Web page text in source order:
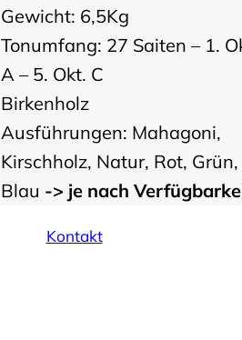
Gewicht: 6,5Kg
Tonumfang: 27 Saiten – 1.
A – 5. Okt. C
Birkenholz
Ausführungen: Mahagoni,
Kirschholz, Natur, Rot, Grün,
Blau -> je nach
Kontakt